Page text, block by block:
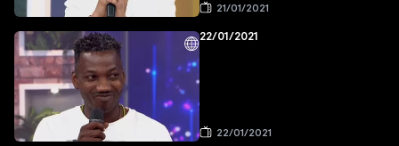
21/01/2021
22/01/2021
22/01/2021